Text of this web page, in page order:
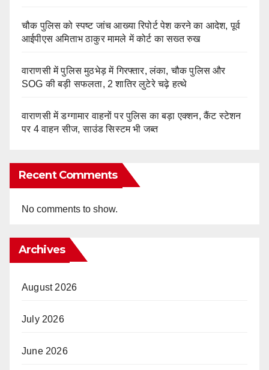
चौक पुलिस को स्पष्ट जांच आख्या रिपोर्ट पेश करने का आदेश, पूर्व
आईपीएस अमिताभ ठाकुर मामले में कोर्ट का सख्त रुख
वाराणसी में पुलिस मुठभेड़ में गिरफ्तार, लंका, चौक पुलिस और
SOG की बड़ी सफलता, 2 शातिर लुटेरे चढ़े हत्थे
वाराणसी में डग्गामार वाहनों पर पुलिस का बड़ा एक्शन, कैंट स्टेशन
पर 4 वाहन सीज, साउंड सिस्टम भी जब्त
Recent Comments
No comments to show.
Archives
August 2026
July 2026
June 2026